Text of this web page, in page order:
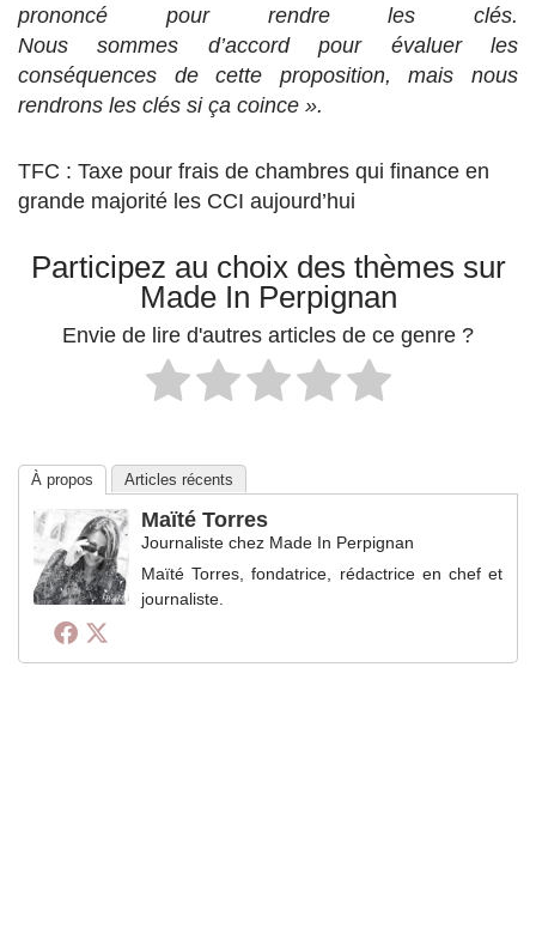
prononcé pour rendre les clés.
Nous sommes d’accord pour évaluer les
conséquences de cette proposition, mais nous
rendrons les clés si ça coince ».
TFC : Taxe pour frais de chambres qui finance en
grande majorité les CCI aujourd’hui
Participez au choix des thèmes sur
Made In Perpignan
Envie de lire d'autres articles de ce genre ?
À propos Articles récents
Maïté Torres
Journaliste chez Made In Perpignan
Maïté Torres, fondatrice, rédactrice en chef et
journaliste.